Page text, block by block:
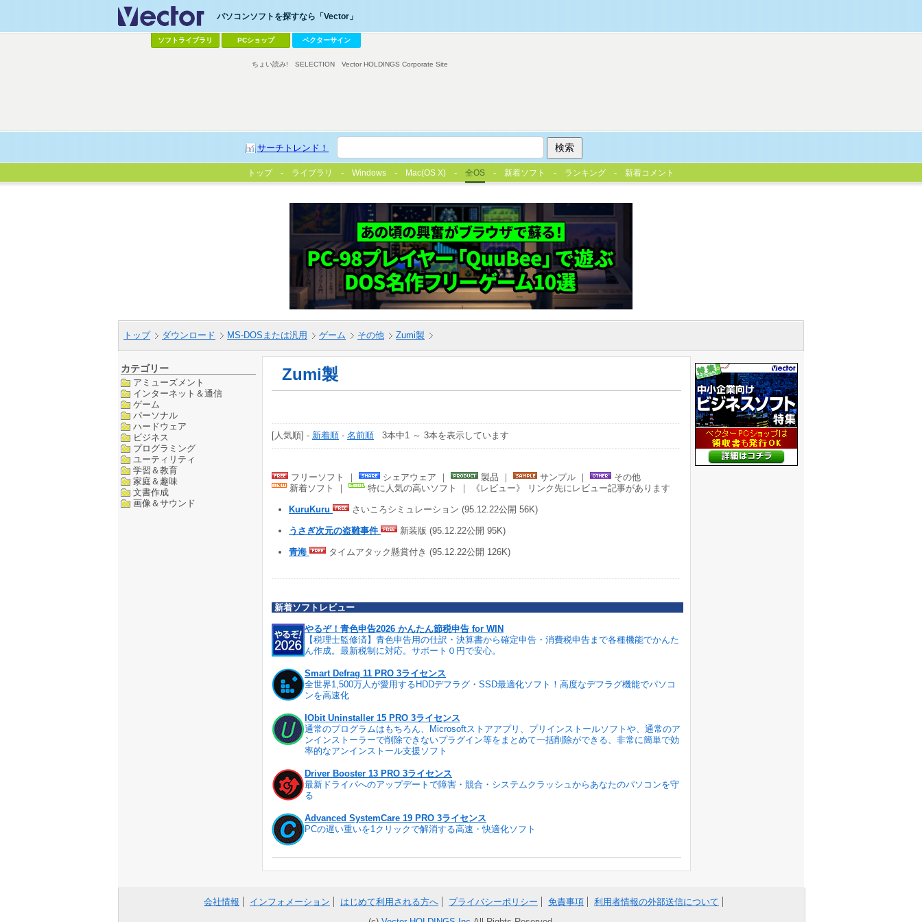
パソコンソフトを探すなら「Vector」
ソフトライブラリ PCショップ ベクターサイン
サーチトレンド！
ちょい読み! SELECTION Vector HOLDINGS Corporate Site
トップ ライブラリ Windows Mac(OS X) 全OS 新着ソフト ランキング 新着コメント
トップ ダウンロード MS-DOSまたは汎用 ゲーム その他 Zumi製
カテゴリー
アミューズメント
インターネット＆通信
ゲーム
パーソナル
ハードウェア
ビジネス
プログラミング
ユーティリティ
学習＆教育
家庭＆趣味
文書作成
画像＆サウンド
Zumi製
[人気順] - 新着順 - 名前順 3本中1 ～ 3本を表示しています
フリーソフト ｜ シェアウェア ｜ 製品 ｜ サンプル ｜
その他
新着ソフト ｜
特に人気の高いソフト ｜ 《レビュー》 リンク先にレビュー記事があります
KuruKuru さいころシミュレーション (95.12.22公開 56K)
うさぎ次元の盗難事件 新装版 (95.12.22公開 95K)
青海 タイムアタック懸賞付き (95.12.22公開 126K)
新着ソフトレビュー
やるぞ！青色申告2026 かんたん節税申告 for WIN
【税理士監修済】青色申告用の仕訳・決算書から確定申告・消費税申告まで各種機能でかんた
ん作成。最新税制に対応。サポート０円で安心。
Smart Defrag 11 PRO 3ライセンス
全世界1,500万人が愛用するHDDデフラグ・SSD最適化ソフト！高度なデフラグ機能でパソコ
ンを高速化
IObit Uninstaller 15 PRO 3ライセンス
通常のプログラムはもちろん、Microsoftストアアプリ、プリインストールソフトや、通常のア
ンインストーラーで削除できないプラグイン等をまとめて一括削除ができる、非常に簡単で効
率的なアンインストール支援ソフト
Driver Booster 13 PRO 3ライセンス
最新ドライバへのアップデートで障害・競合・システムクラッシュからあなたのパソコンを守
る
Advanced SystemCare 19 PRO 3ライセンス
PCの遅い重いを1クリックで解消する高速・快適化ソフト
会社情報 インフォメーション はじめて利用される方へ プライバシーポリシー 免責事項
利用者情報の外部送信について